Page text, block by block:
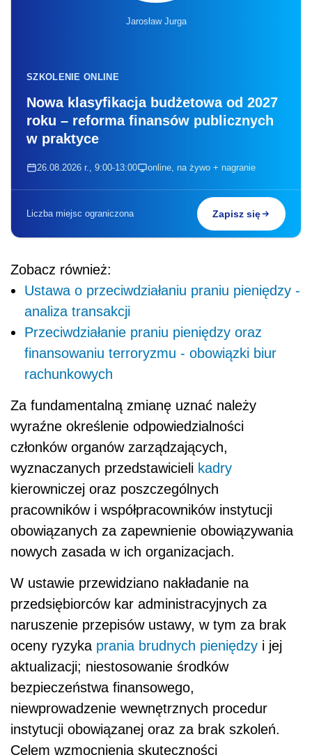
Jarosław Jurga
SZKOLENIE ONLINE
Nowa klasyfikacja budżetowa od 2027
roku – reforma finansów publicznych
w praktyce
26.08.2026 r., 9:00-13:00 online, na żywo + nagranie
Liczba miejsc ograniczona Zapisz się
Zobacz również:
Ustawa o przeciwdziałaniu praniu pieniędzy -
analiza transakcji
Przeciwdziałanie praniu pieniędzy oraz
finansowaniu terroryzmu - obowiązki biur
rachunkowych
Za fundamentalną zmianę uznać należy
wyraźne określenie odpowiedzialności
członków organów zarządzających,
wyznaczanych przedstawicieli kadry
kierowniczej oraz poszczególnych
pracowników i współpracowników instytucji
obowiązanych za zapewnienie obowiązywania
nowych zasada w ich organizacjach.
W ustawie przewidziano nakładanie na
przedsiębiorców kar administracyjnych za
naruszenie przepisów ustawy, w tym za brak
oceny ryzyka prania brudnych pieniędzy i jej
aktualizacji; niestosowanie środków
bezpieczeństwa finansowego,
niewprowadzenie wewnętrznych procedur
instytucji obowiązanej oraz za brak szkoleń.
Celem wzmocnienia skuteczności